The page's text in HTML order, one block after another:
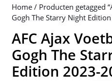
Home / Producten getagged
Gogh The Starry Night
AFC Ajax
Gogh The
Edition 2023-